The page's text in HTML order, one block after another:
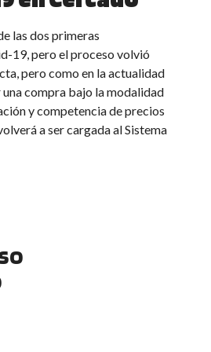
las dos primeras
19, pero el proceso volvió
pero como en la actualidad
una compra bajo la modalidad
y competencia de precios
a ser cargada al Sistema